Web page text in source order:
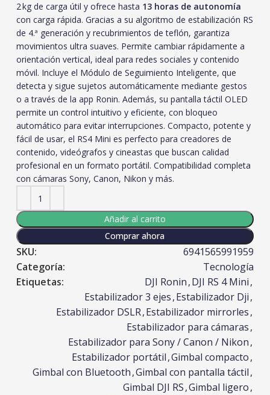
2 kg de carga útil y ofrece hasta 13 horas de autonomía
con carga rápida. Gracias a su algoritmo de estabilización RS
de 4.ª generación y recubrimientos de teflón, garantiza
movimientos ultra suaves. Permite cambiar rápidamente a
orientación vertical, ideal para redes sociales y contenido
móvil. Incluye el Módulo de Seguimiento Inteligente, que
detecta y sigue sujetos automáticamente mediante gestos
o a través de la app Ronin. Además, su pantalla táctil OLED
permite un control intuitivo y eficiente, con bloqueo
automático para evitar interrupciones. Compacto, potente y
fácil de usar, el RS4 Mini es perfecto para creadores de
contenido, videógrafos y cineastas que buscan calidad
profesional en un formato portátil. Compatibilidad completa
con cámaras Sony, Canon, Nikon y más.
Añadir al carrito
Comprar ahora
SKU:
6941565991959
Categoría:
Tecnología
Etiquetas:
DJI Ronin,DJI RS 4 Mini,
Estabilizador 3 ejes,Estabilizador Dji,
Estabilizador DSLR,Estabilizador mirrorles,
Estabilizador para cámaras,
Estabilizador para Sony / Canon / Nikon,
Estabilizador portátil,Gimbal compacto,
Gimbal con Bluetooth,Gimbal con pantalla táctil,
Gimbal DJI RS,Gimbal ligero,